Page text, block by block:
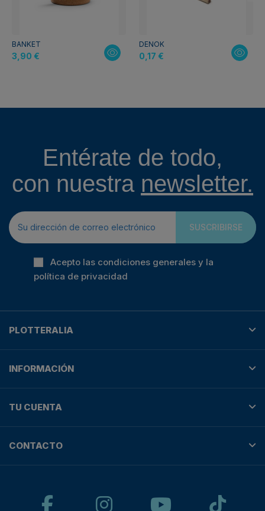
BANKET
3,90 €
DENOK
0,17 €
Entérate de todo,
con nuestra newsletter.
SUSCRIBIRSE
Acepto las condiciones generales y la
política de privacidad
PLOTTERALIA
INFORMACIÓN
TU CUENTA
CONTACTO